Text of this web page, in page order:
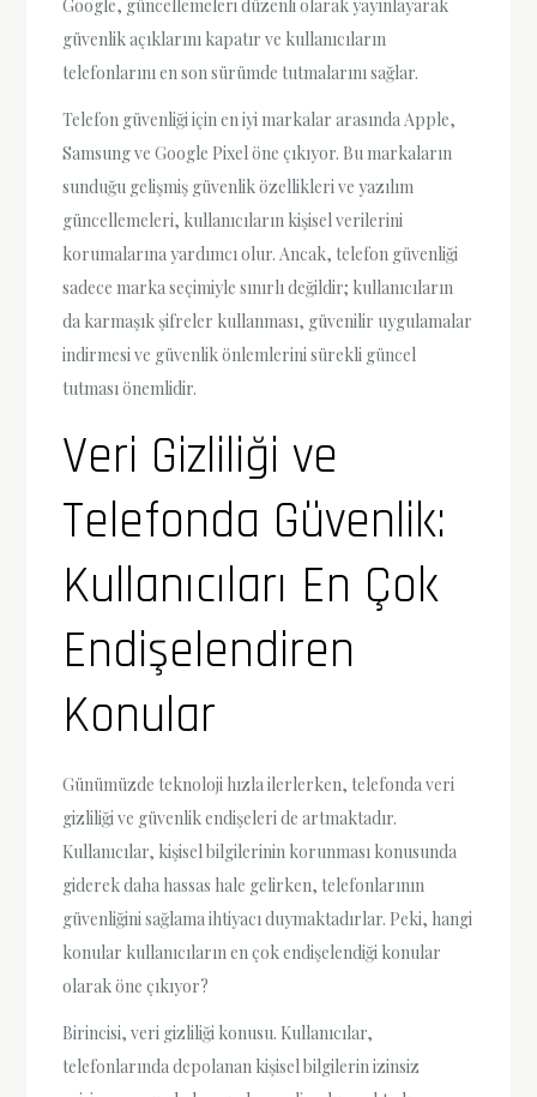
Google, güncellemeleri düzenli olarak yayınlayarak
güvenlik açıklarını kapatır ve kullanıcıların
telefonlarını en son sürümde tutmalarını sağlar.
Telefon güvenliği için en iyi markalar arasında Apple,
Samsung ve Google Pixel öne çıkıyor. Bu markaların
sunduğu gelişmiş güvenlik özellikleri ve yazılım
güncellemeleri, kullanıcıların kişisel verilerini
korumalarına yardımcı olur. Ancak, telefon güvenliği
sadece marka seçimiyle sınırlı değildir; kullanıcıların
da karmaşık şifreler kullanması, güvenilir uygulamalar
indirmesi ve güvenlik önlemlerini sürekli güncel
tutması önemlidir.
Veri Gizliliği ve
Telefonda Güvenlik:
Kullanıcıları En Çok
Endişelendiren
Konular
Günümüzde teknoloji hızla ilerlerken, telefonda veri
gizliliği ve güvenlik endişeleri de artmaktadır.
Kullanıcılar, kişisel bilgilerinin korunması konusunda
giderek daha hassas hale gelirken, telefonlarının
güvenliğini sağlama ihtiyacı duymaktadırlar. Peki, hangi
konular kullanıcıların en çok endişelendiği konular
olarak öne çıkıyor?
Birincisi, veri gizliliği konusu. Kullanıcılar,
telefonlarında depolanan kişisel bilgilerin izinsiz